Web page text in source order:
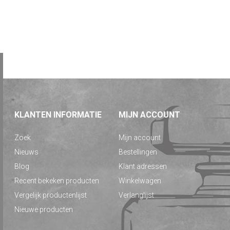
KLANTEN INFORMATIE
Zoek
Nieuws
Blog
Recent bekeken producten
Vergelijk productenlijst
Nieuwe producten
MIJN ACCOUNT
Mijn account
Bestellingen
Klant adressen
Winkelwagen
Verlanglijst